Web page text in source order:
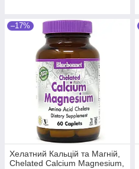
–17%
Хелатний Кальцій та Магній,
Chelated Calcium Magnesium,